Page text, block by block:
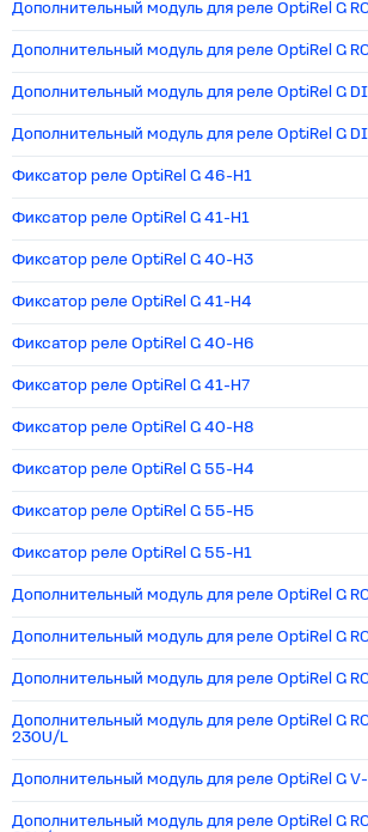
Дополнительный модуль для реле OptiRel G
Дополнительный модуль для реле OptiRel G
Дополнительный модуль для реле OptiRel G
Дополнительный модуль для реле OptiRel G
Фиксатор реле OptiRel G 46-H1
Фиксатор реле OptiRel G 41-H1
Фиксатор реле OptiRel G 40-H3
Фиксатор реле OptiRel G 41-H4
Фиксатор реле OptiRel G 40-H6
Фиксатор реле OptiRel G 41-H7
Фиксатор реле OptiRel G 40-H8
Фиксатор реле OptiRel G 55-H4
Фиксатор реле OptiRel G 55-H5
Фиксатор реле OptiRel G 55-H1
Дополнительный модуль для реле OptiRel G
Дополнительный модуль для реле OptiRel G
Дополнительный модуль для реле OptiRel G
Дополнительный модуль для реле OptiRel G
230U/L
Дополнительный модуль для реле OptiRel G
Дополнительный модуль для реле OptiRel G